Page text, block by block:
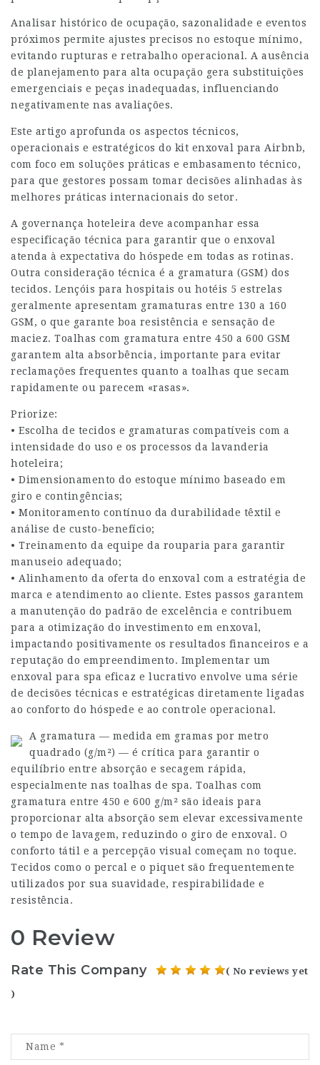
Analisar histórico de ocupação, sazonalidade e eventos
próximos permite ajustes precisos no estoque mínimo,
evitando rupturas e retrabalho operacional. A ausência
de planejamento para alta ocupação gera substituições
emergenciais e peças inadequadas, influenciando
negativamente nas avaliações.
Este artigo aprofunda os aspectos técnicos,
operacionais e estratégicos do kit enxoval para Airbnb,
com foco em soluções práticas e embasamento técnico,
para que gestores possam tomar decisões alinhadas às
melhores práticas internacionais do setor.
A governança hoteleira deve acompanhar essa
especificação técnica para garantir que o enxoval
atenda à expectativa do hóspede em todas as rotinas.
Outra consideração técnica é a gramatura (GSM) dos
tecidos. Lençóis para hospitais ou hotéis 5 estrelas
geralmente apresentam gramaturas entre 130 a 160
GSM, o que garante boa resistência e sensação de
maciez. Toalhas com gramatura entre 450 a 600 GSM
garantem alta absorbência, importante para evitar
reclamações frequentes quanto a toalhas que secam
rapidamente ou parecem «rasas».
Priorize:
• Escolha de tecidos e gramaturas compatíveis com a
intensidade do uso e os processos da lavanderia
hoteleira;
• Dimensionamento do estoque mínimo baseado em
giro e contingências;
• Monitoramento contínuo da durabilidade têxtil e
análise de custo-benefício;
• Treinamento da equipe da rouparia para garantir
manuseio adequado;
• Alinhamento da oferta do enxoval com a estratégia de
marca e atendimento ao cliente. Estes passos garantem
a manutenção do padrão de excelência e contribuem
para a otimização do investimento em enxoval,
impactando positivamente os resultados financeiros e a
reputação do empreendimento. Implementar um
enxoval para spa eficaz e lucrativo envolve uma série
de decisões técnicas e estratégicas diretamente ligadas
ao conforto do hóspede e ao controle operacional.
A gramatura — medida em gramas por metro
quadrado (g/m²) — é crítica para garantir o
equilíbrio entre absorção e secagem rápida,
especialmente nas toalhas de spa. Toalhas com
gramatura entre 450 e 600 g/m² são ideais para
proporcionar alta absorção sem elevar excessivamente
o tempo de lavagem, reduzindo o giro de enxoval. O
conforto tátil e a percepção visual começam no toque.
Tecidos como o percal e o piquet são frequentemente
utilizados por sua suavidade, respirabilidade e
resistência.
0 Review
Rate This Company ( No reviews yet
)